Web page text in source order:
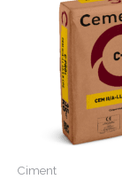
Ciment